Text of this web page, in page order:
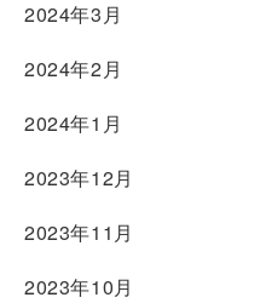
2024年3月
2024年2月
2024年1月
2023年12月
2023年11月
2023年10月